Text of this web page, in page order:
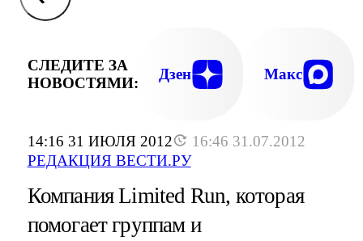
14:16 31 ИЮЛЯ 2012
16:46 31.07.2012
РЕДАКЦИЯ ВЕСТИ.РУ
СЛЕДИТЕ ЗА
НОВОСТЯМИ:
Дзен Макс
Компания Limited Run, которая
помогает группам и